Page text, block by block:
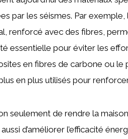
par les séismes. Par exemple,
renforcé avec des fibres,
essentielle pour éviter les
en fibres de carbone ou le
en plus utilisés pour
seulement de rendre la
d’améliorer l’efficacité